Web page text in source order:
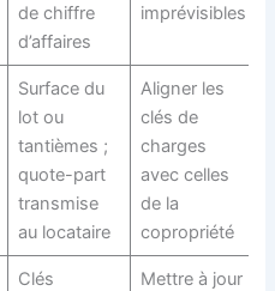
de chiffre
d’affaires
imprévisibles
Surface du
lot ou
tantièmes ;
quote-part
transmise
au locataire
Aligner les
clés de
charges
avec celles
de la
copropriété
Clés
Mettre à jour